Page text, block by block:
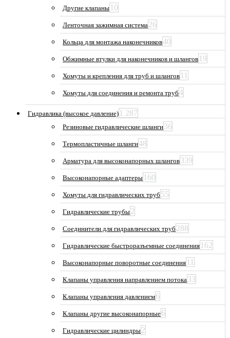
Другие клапаны 10
Ленточная зажимная система26
Кольца для монтажа наконечников40
Обжимные втулки для наконечников и шлангов 19
Хомуты и крепления для труб и шлангов 11
Хомуты для соединения и ремонта труб4
Гидравлика (высокое давление) 1 287
Резиновые гидравлические шланги36
Термопластичные шланги48
Арматура для высоконапорных шлангов339
Высоконапорные адаптеры 160
Хомуты для гидравлических труб 55
Гидравлические трубы2
Соединители для гидравлических труб 288
Гидравлические быстроразъемные соединения 162
Высоконапорные поворотные соединения 11
Клапаны управления направлением потока33
Клапаны управления давлением6
Клапаны другие высоконапорные6
Гидравлические цилиндры2